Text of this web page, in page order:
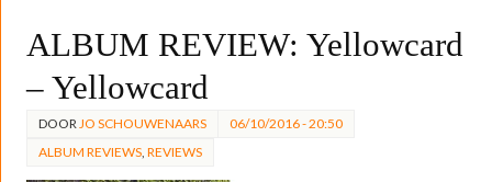
ALBUM REVIEW: Yellowcard
– Yellowcard
DOOR JO SCHOUWENAARS
06/10/2016 - 20:50
ALBUM REVIEWS, REVIEWS